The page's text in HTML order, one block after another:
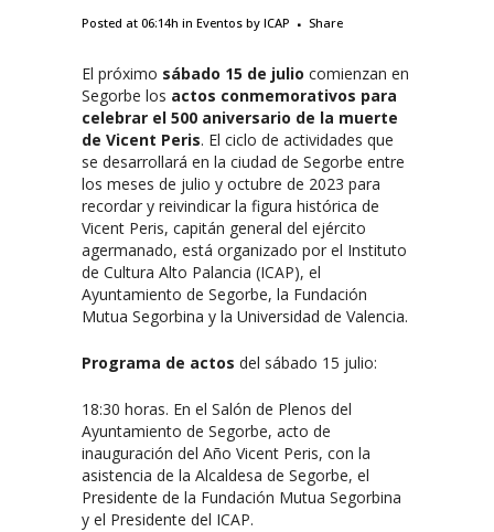
Posted at 06:14h in Eventos by ICAP Share
El próximo sábado 15 de julio comienzan en
Segorbe los actos conmemorativos para
celebrar el 500 aniversario de la muerte
de Vicent Peris. El ciclo de actividades que
se desarrollará en la ciudad de Segorbe entre
los meses de julio y octubre de 2023 para
recordar y reivindicar la figura histórica de
Vicent Peris, capitán general del ejército
agermanado, está organizado por el Instituto
de Cultura Alto Palancia (ICAP), el
Ayuntamiento de Segorbe, la Fundación
Mutua Segorbina y la Universidad de Valencia.
Programa de actos del sábado 15 julio:
18:30 horas. En el Salón de Plenos del
Ayuntamiento de Segorbe, acto de
inauguración del Año Vicent Peris, con la
asistencia de la Alcaldesa de Segorbe, el
Presidente de la Fundación Mutua Segorbina
y el Presidente del ICAP.